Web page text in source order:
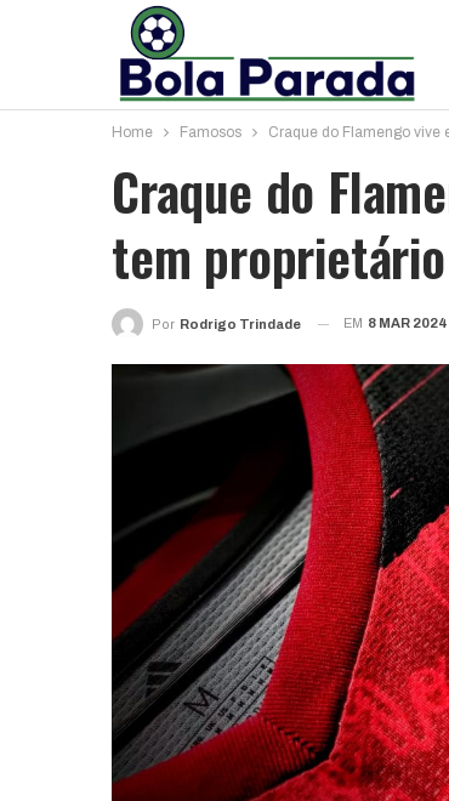
Home Famosos Craque do Flamengo vive
Craque do
tem
Por Rodrigo Trindade EM 8 MAR